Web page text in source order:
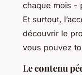
chaque mois -
Et surtout,
découvrir le
vous pouvez
Le contenu